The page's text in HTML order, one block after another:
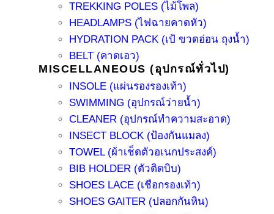
TREKKING POLES (ไม้โพล)
HEADLAMPS (ไฟฉายคาดหัว)
HYDRATION PACK (เป้ ขวดอ่อน ถุงน้ำ)
BELT (คาดเอว)
MISCELLANEOUS (อุปกรณ์ทั่วไป)
INSOLE (แผ่นรองรองเท้า)
SWIMMING (อุปกรณ์ว่ายน้ำ)
CLEANER (อุปกรณ์ทำความสะอาด)
INSECT BLOCK (ป้องกันแมลง)
TOWEL (ผ้าเช็ดตัวอเนกประสงค์)
BIB HOLDER (ตัวติดบิบ)
SHOES LACE (เชือกรองเท้า)
SHOES GAITER (ปลอกกันหิน)